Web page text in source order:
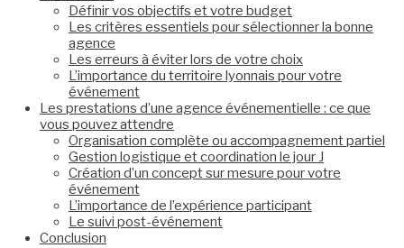
Définir vos objectifs et votre budget
Les critères essentiels pour sélectionner la bonne
agence
Les erreurs à éviter lors de votre choix
L’importance du territoire lyonnais pour votre
événement
Les prestations d’une agence événementielle : ce que
vous pouvez attendre
Organisation complète ou accompagnement partiel
Gestion logistique et coordination le jour J
Création d’un concept sur mesure pour votre
événement
L’importance de l’expérience participant
Le suivi post-événement
Conclusion